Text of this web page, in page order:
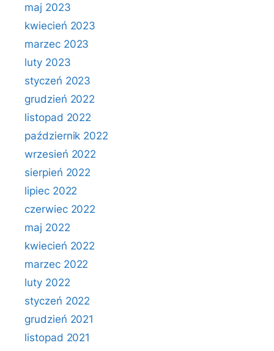
maj 2023
kwiecień 2023
marzec 2023
luty 2023
styczeń 2023
grudzień 2022
listopad 2022
październik 2022
wrzesień 2022
sierpień 2022
lipiec 2022
czerwiec 2022
maj 2022
kwiecień 2022
marzec 2022
luty 2022
styczeń 2022
grudzień 2021
listopad 2021